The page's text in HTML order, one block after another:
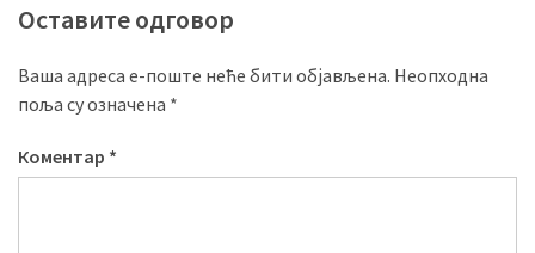
Оставите одговор
Ваша адреса е-поште неће бити објављена. Неопходна
поља су означена *
Коментар *